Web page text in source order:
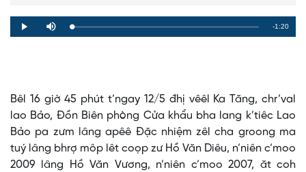
Play Mute Loaded:
0%
Progress:
0%
Remaining
-1:20
Bêl 16 giờ 45 phút t’ngay 12/5 đhị vêêl Ka Tăng, chr’val
lao Bảo, Đồn Biên phòng Cửa khẩu bha lang k’tiêc Lao
Bảo pa zưm lâng apêê Đặc nhiệm zêl cha groong ma
tuý lâng bhrợ môp lêt coọp zư Hồ Văn Diêu, n’niên c’moo
2009 lâng Hồ Văn Vương, n’niên c’moo 2007, ăt coh